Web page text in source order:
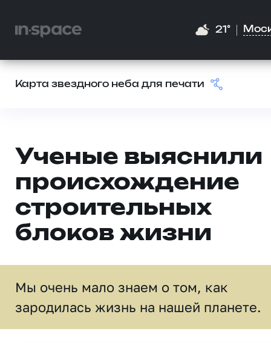
21°
Карта звездного неба для печати
Ученые выяснили
происхождение
строительных
блоков жизни
Мы очень мало знаем о том, как
зародилась жизнь на нашей планете.